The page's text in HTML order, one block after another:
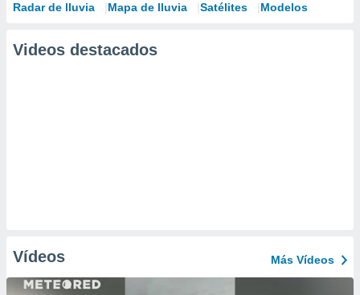
Radar de lluvia Mapa de lluvia Satélites Modelos
Videos destacados
Vídeos Más Vídeos